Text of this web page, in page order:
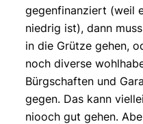
gegenfinanziert (weil
niedrig ist), dann
in die Grütze gehen,
noch diverse
Bürgschaften und
gegen. Das kann
niooch gut gehen.